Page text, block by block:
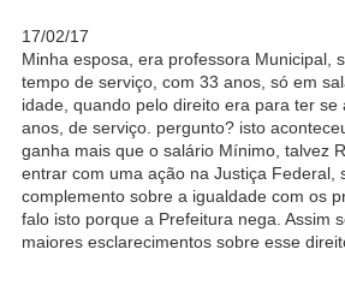
17/02/17
Minha esposa, era professora Municipal,
tempo de serviço, com 33 anos, só em
idade, quando pelo direito era para ter se
anos, de serviço. pergunto? isto
ganha mais que o salário Mínimo, talvez
entrar com uma ação na Justiça Federal,
complemento sobre a igualdade com os
falo isto porque a Prefeitura nega. Assim
maiores esclarecimentos sobre esse